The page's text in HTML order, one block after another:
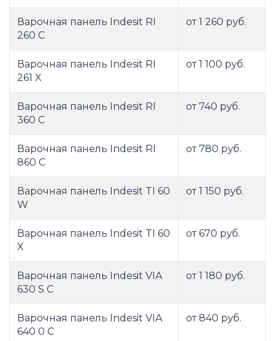
Варочная панель Indesit RI
260 C
от 1 260 руб.
Варочная панель Indesit RI
261 X
от 1 100 руб.
Варочная панель Indesit RI
360 C
от 740 руб.
Варочная панель Indesit RI
860 C
от 780 руб.
Варочная панель Indesit TI 60
W
от 1 150 руб.
Варочная панель Indesit TI 60
X
от 670 руб.
Варочная панель Indesit VIA
630 S C
от 1 180 руб.
Варочная панель Indesit VIA
640 0 C
от 840 руб.